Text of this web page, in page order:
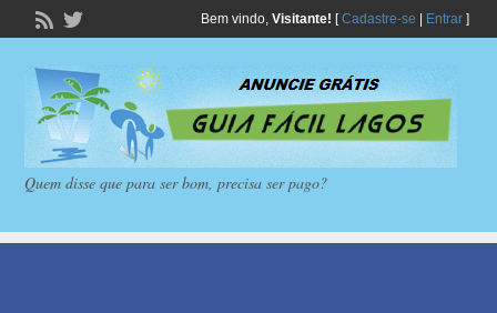
Bem vindo, Visitante! [Cadastre-se Entrar]
Quem disse que para ser bom, precisa ser pago?